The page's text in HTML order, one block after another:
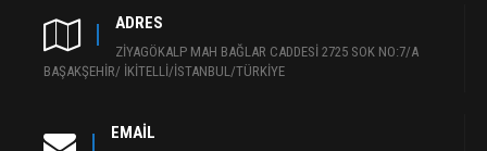
ADRES
ZİYAGÖKALP MAH BAĞLAR CADDESİ 2725 SOK NO:7/A
BAŞAKŞEHİR/ İKİTELLİ/İSTANBUL/TÜRKİYE
EMAIL